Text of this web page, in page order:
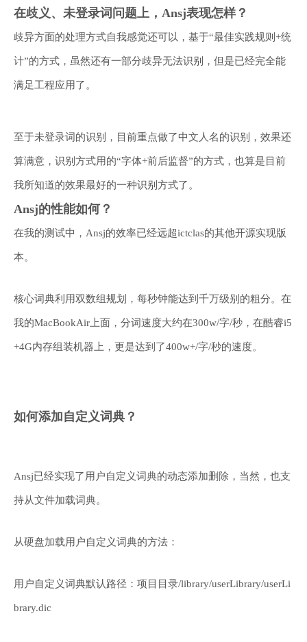
在歧义、未登录词问题上，Ansj表现怎样？
歧异方面的处理方式自我感觉还可以，基于“最佳实践规则+统
计”的方式，虽然还有一部分歧异无法识别，但是已经完全能
满足工程应用了。
至于未登录词的识别，目前重点做了中文人名的识别，效果还
算满意，识别方式用的“字体+前后监督”的方式，也算是目前
我所知道的效果最好的一种识别方式了。
Ansj的性能如何？
在我的测试中，Ansj的效率已经远超ictclas的其他开源实现版
本。
核心词典利用双数组规划，每秒钟能达到千万级别的粗分。在
我的MacBookAir上面，分词速度大约在300w/字/秒，在酷睿i5
+4G内存组装机器上，更是达到了400w+/字/秒的速度。
如何添加自定义词典？
Ansj已经实现了用户自定义词典的动态添加删除，当然，也支
持从文件加载词典。
从硬盘加载用户自定义词典的方法：
用户自定义词典默认路径：项目目录/library/userLibrary/userLi
brary.dic